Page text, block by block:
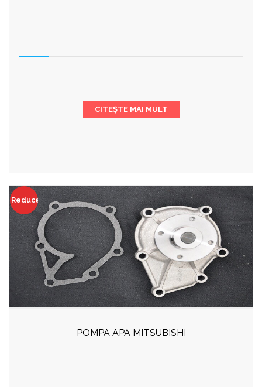
CITEȘTE MAI MULT
Reduceri!
POMPA APA MITSUBISHI